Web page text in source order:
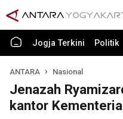
Jogja Terkini Politik
ANTARA Nasional
Jenazah
kantor